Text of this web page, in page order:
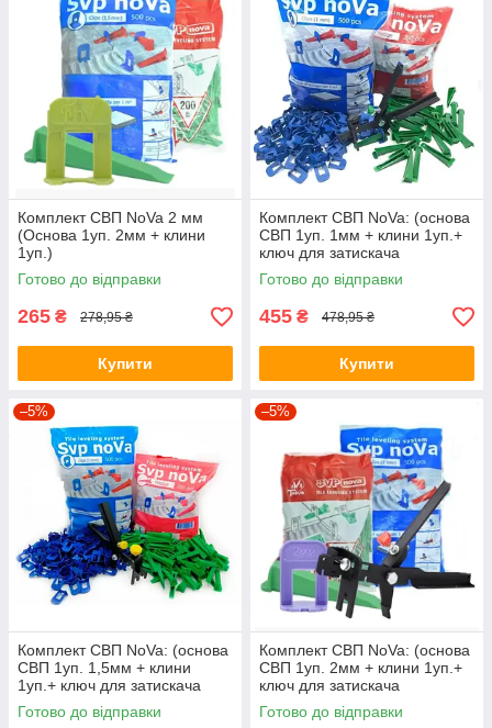
Комплект СВП NoVa 2 мм
(Основа 1уп. 2мм + клини
1уп.)
Готово до відправки
265 ₴ 278,95 ₴
Купити
Комплект СВП NoVa: (основа
СВП 1уп. 1мм + клини 1уп.+
ключ для затискача
металевий)
Готово до відправки
455 ₴ 478,95 ₴
Купити
–5%
Комплект СВП NoVa: (основа
СВП 1уп. 1,5мм + клини
1уп.+ ключ для затискача
металевий)
Готово до відправки
–5%
Комплект СВП NoVa: (основа
СВП 1уп. 2мм + клини 1уп.+
ключ для затискача
металевий)
Готово до відправки